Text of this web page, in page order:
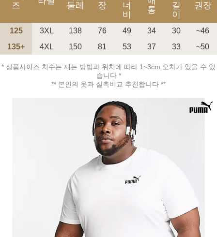
페이코 ID로 페
PAYCO 바로구매
즈
둘레
장
너
비
통
길
이
권장
125 3XL 138 76 49 34 30
~46
135+
4XL 150 81 53 37 33 ~50
* 상품사이즈 치수는 재는 방법과 위치에 따라 1~3cm 오차가 있을 수 있
습니다 *
** 본인의 옷과 실측비교 추천합니다 **